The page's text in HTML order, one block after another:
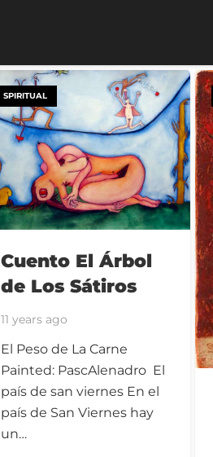
SPIRITUAL
Cuento El Árbol
de Los Sátiros
11 years ago
El Peso de La Carne
Painted: PascAlenadro El
país de san viernes En el
país de San Viernes hay
un…